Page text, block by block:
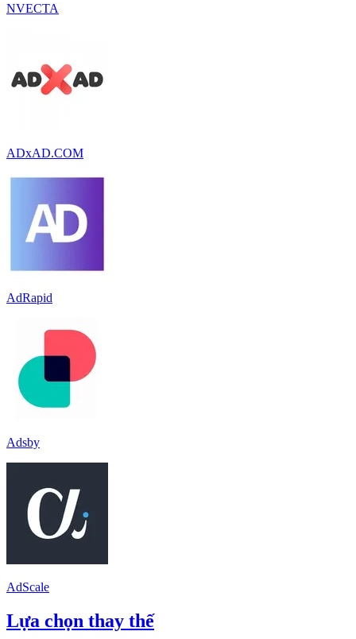
NVECTA
ADxAD.COM
AdRapid
Adsby
AdScale
Lựa chọn thay thế